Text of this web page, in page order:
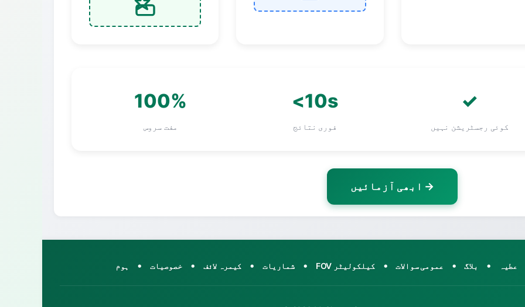
100%
مفت سروس
<10s
فوری نتائج
✓
کوئی رجسٹریشن نہیں
ابھی آزمائیں →
ہوم • خصوصیات • کیمرہ لائف • شماریات • FOV کیلکولیٹر • عمومی سوالات • بلاگ • عطیہ